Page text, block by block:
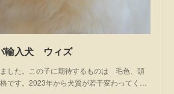
輸入犬 ウィズ
した。この子に期待するものは 毛色、頭
です。2023年から犬質が若干変わってく…